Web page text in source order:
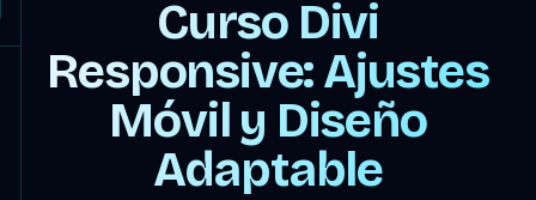
Curso Divi
Responsive: Ajustes
Móvil y Diseño
Adaptable